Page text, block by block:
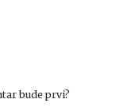
bude prvi?